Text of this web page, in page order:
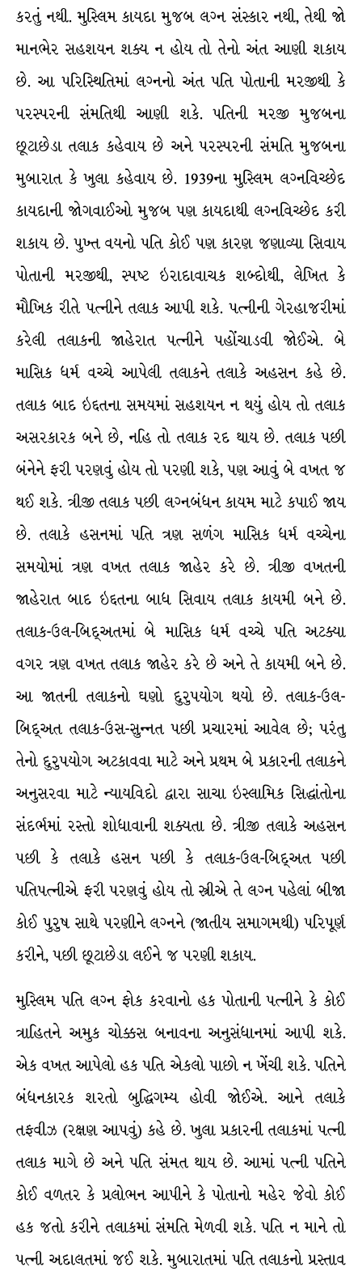
કરતું નથી. મુસ્લિમ કાયદા મુજબ લગ્ન સંસ્કાર નથી, તેથી જો
માનભેર સહશયન શક્ય ન હોય તો તેનો અંત આણી શકાય
છે. આ પરિસ્થિતિમાં લગ્નનો અંત પતિ પોતાની મરજીથી કે
પરસ્પરની સંમતિથી આણી શકે. પતિની મરજી મુજબના
છૂટાછેડા તલાક કહેવાય છે અને પરસ્પરની સંમતિ મુજબના
મુબારાત કે ખુલા કહેવાય છે. 1939ના મુસ્લિમ લગ્નવિચ્છેદ
કાયદાની જોગવાઈઓ મુજબ પણ કાયદાથી લગ્નવિચ્છેદ કરી
શકાય છે. પુખ્ત વયનો પતિ કોઈ પણ કારણ જણાવ્યા સિવાય
પોતાની મરજીથી, સ્પષ્ટ ઇરાદાવાચક શબ્દોથી, લેખિત કે
મૌખિક રીતે પત્નીને તલાક આપી શકે. પત્નીની ગેરહાજરીમાં
કરેલી તલાકની જાહેરાત પત્નીને પહોંચાડવી જોઈએ. બે
માસિક ધર્મ વચ્ચે આપેલી તલાકને તલાકે અહસન કહે છે.
તલાક બાદ ઇદ્દતના સમયમાં સહશયન ન થયું હોય તો તલાક
અસરકારક બને છે, નહિ તો તલાક રદ થાય છે. તલાક પછી
બંનેને ફરી પરણવું હોય તો પરણી શકે, પણ આવું બે વખત જ
થઈ શકે. ત્રીજી તલાક પછી લગ્નબંધન કાયમ માટે કપાઈ જાય
છે. તલાકે હસનમાં પતિ ત્રણ સળંગ માસિક ધર્મ વચ્ચેના
સમયોમાં ત્રણ વખત તલાક જાહેર કરે છે. ત્રીજી વખતની
જાહેરાત બાદ ઇદ્દતના બાધ સિવાય તલાક કાયમી બને છે.
તલાક-ઉલ-બિદ્અતમાં બે માસિક ધર્મ વચ્ચે પતિ અટક્યા
વગર ત્રણ વખત તલાક જાહેર કરે છે અને તે કાયમી બને છે.
આ જાતની તલાકનો ઘણો દુરુપયોગ થયો છે. તલાક-ઉલ-
બિદ્અત તલાક-ઉસ-સુન્નત પછી પ્રચારમાં આવેલ છે; પરંતુ
તેનો દુરુપયોગ અટકાવવા માટે અને પ્રથમ બે પ્રકારની તલાકને
અનુસરવા માટે ન્યાયવિદો દ્વારા સાચા ઇસ્લામિક સિદ્ધાંતોના
સંદર્ભમાં રસ્તો શોધાવાની શક્યતા છે. ત્રીજી તલાકે અહસન
પછી કે તલાકે હસન પછી કે તલાક-ઉલ-બિદ્અત પછી
પતિપત્નીએ ફરી પરણવું હોય તો સ્ત્રીએ તે લગ્ન પહેલાં બીજા
કોઈ પુરુષ સાથે પરણીને લગ્નને (જાતીય સમાગમથી) પરિપૂર્ણ
કરીને, પછી છૂટાછેડા લઈને જ પરણી શકાય.
મુસ્લિમ પતિ લગ્ન ફોક કરવાનો હક પોતાની પત્નીને કે કોઈ
ત્રાહિતને અમુક ચોક્કસ બનાવના અનુસંધાનમાં આપી શકે.
એક વખત આપેલો હક પતિ એકલો પાછો ન ખેંચી શકે. પતિને
બંધનકારક શરતો બુદ્ધિગમ્ય હોવી જોઈએ. આને તલાકે
તફવીઝ (રક્ષણ આપવું) કહે છે. ખુલા પ્રકારની તલાકમાં પત્ની
તલાક માગે છે અને પતિ સંમત થાય છે. આમાં પત્ની પતિને
કોઈ વળતર કે પ્રલોભન આપીને કે પોતાનો મહેર જેવો કોઈ
હક જતો કરીને તલાકમાં સંમતિ મેળવી શકે. પતિ ન માને તો
પત્ની અદાલતમાં જઈ શકે. મુબારાતમાં પતિ તલાકનો પ્રસ્તાવ